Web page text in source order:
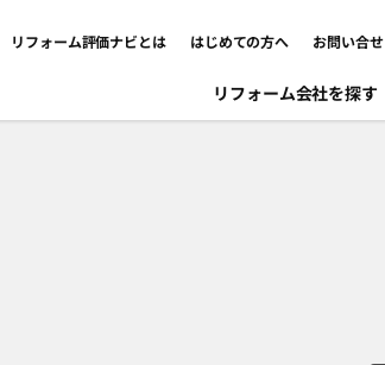
リフォーム評価ナビとは はじめての方へ お問い合せ
リフォーム会社を探す